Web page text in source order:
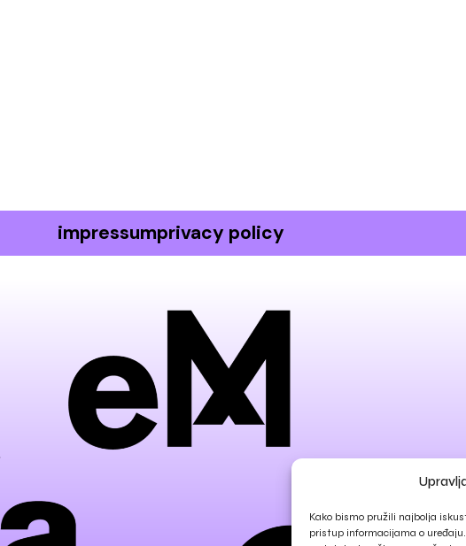
Kako bismo pružili najbolja
pristup informacijama o
impressumprivacy policy